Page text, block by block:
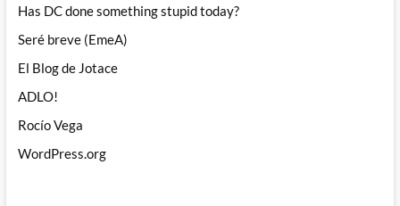
Has DC done something stupid today?
Seré breve (EmeA)
El Blog de Jotace
ADLO!
Rocío Vega
WordPress.org